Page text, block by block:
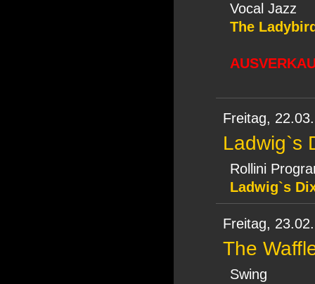
Vocal Jazz
The
Freitag,
Ladwig`s
Rollini
Ladwig`s
Freitag,
The
Swing